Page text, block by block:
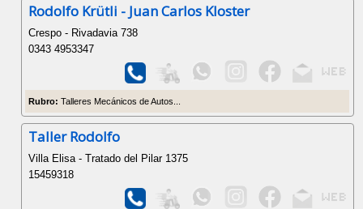
Rodolfo Krütli - Juan Carlos Kloster
Crespo - Rivadavia 738
0343 4953347
Rubro: Talleres Mecánicos de Autos...
Taller Rodolfo
Villa Elisa - Tratado del Pilar 1375
15459318